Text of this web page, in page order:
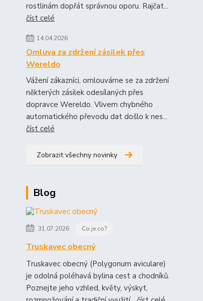
rostlinám dopřát správnou oporu. Rajčat...
číst celé
14.04.2026
Omluva za zdržení zásilek přes
Wereldo
Vážení zákazníci, omlouváme se za zdržení
některých zásilek odesílaných přes
dopravce Wereldo. Vlivem chybného
automatického převodu dat došlo k nes...
číst celé
Zobrazit všechny novinky
Blog
31.07.2026 Co je co?
Truskavec obecný
Truskavec obecný (Polygonum aviculare)
je odolná poléhavá bylina cest a chodníků.
Poznejte jeho vzhled, květy, výskyt,